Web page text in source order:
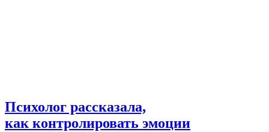
Психолог рассказала,
как контролировать эмоции